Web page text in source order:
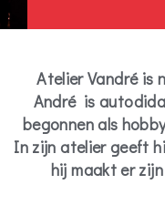
Atelier Vandré is
André is
begonnen als
In zijn atelier geeft
hij maakt er